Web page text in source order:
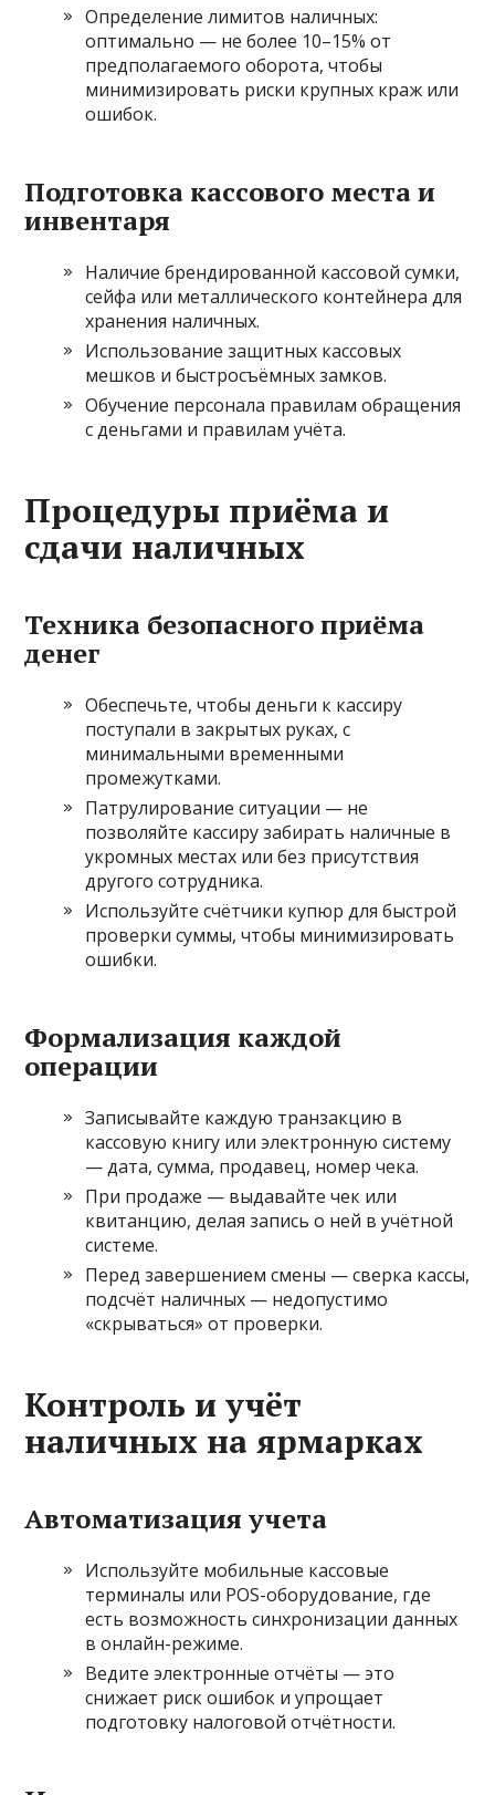
Определение лимитов наличных:
оптимально — не более 10–15% от
предполагаемого оборота, чтобы
минимизировать риски крупных краж или
ошибок.
Подготовка кассового места и
инвентаря
Наличие брендированной кассовой сумки,
сейфа или металлического контейнера для
хранения наличных.
Использование защитных кассовых
мешков и быстросъёмных замков.
Обучение персонала правилам обращения
с деньгами и правилам учёта.
Процедуры приёма и
сдачи наличных
Техника безопасного приёма
денег
Обеспечьте, чтобы деньги к кассиру
поступали в закрытых руках, с
минимальными временными
промежутками.
Патрулирование ситуации — не
позволяйте кассиру забирать наличные в
укромных местах или без присутствия
другого сотрудника.
Используйте счётчики купюр для быстрой
проверки суммы, чтобы минимизировать
ошибки.
Формализация каждой
операции
Записывайте каждую транзакцию в
кассовую книгу или электронную систему
— дата, сумма, продавец, номер чека.
При продаже — выдавайте чек или
квитанцию, делая запись о ней в учётной
системе.
Перед завершением смены — сверка кассы,
подсчёт наличных — недопустимо
«скрываться» от проверки.
Контроль и учёт
наличных на ярмарках
Автоматизация учета
Используйте мобильные кассовые
терминалы или POS-оборудование, где
есть возможность синхронизации данных
в онлайн-режиме.
Ведите электронные отчёты — это
снижает риск ошибок и упрощает
подготовку налоговой отчётности.